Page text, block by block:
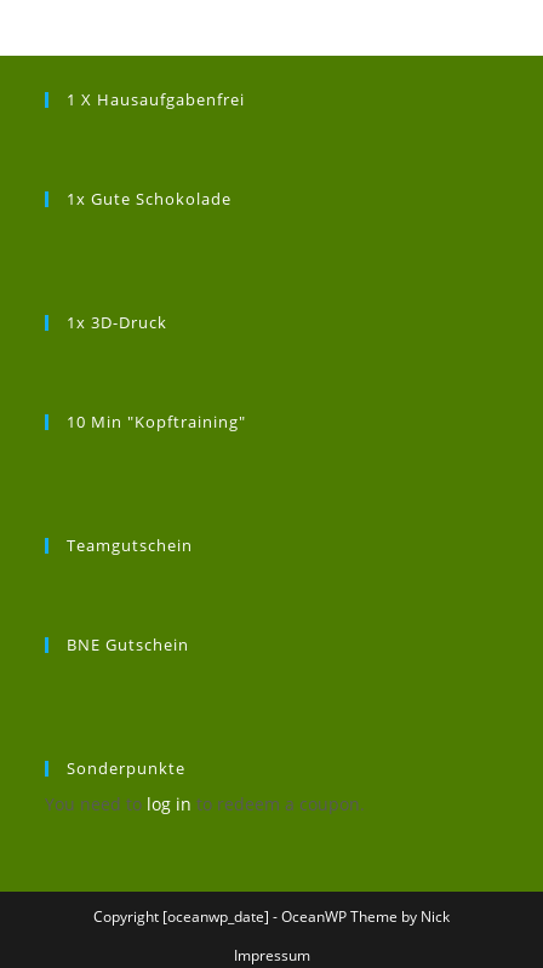
1 X Hausaufgabenfrei
1x Gute Schokolade
1x 3D-Druck
10 Min "Kopftraining"
Teamgutschein
BNE Gutschein
Sonderpunkte
You need to log in to redeem a coupon.
Copyright [oceanwp_date] - OceanWP Theme by Nick
Impressum